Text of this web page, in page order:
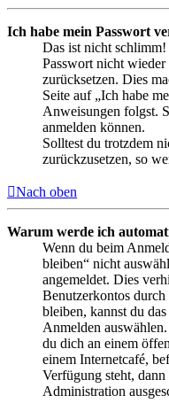
Ich habe mein Passwort
Das ist nicht
Passwort nicht
zurücksetzen. Dies
Seite auf „Ich habe
Anweisungen folgst.
anmelden können.
Solltest du trotzdem
zurückzusetzen, so
Nach oben
Warum werde ich
Wenn du beim
bleiben“ nicht
angemeldet. Dies
Benutzerkontos
bleiben, kannst du
Anmelden
du dich an einem
einem Internetcafé,
Verfügung steht,
Administration